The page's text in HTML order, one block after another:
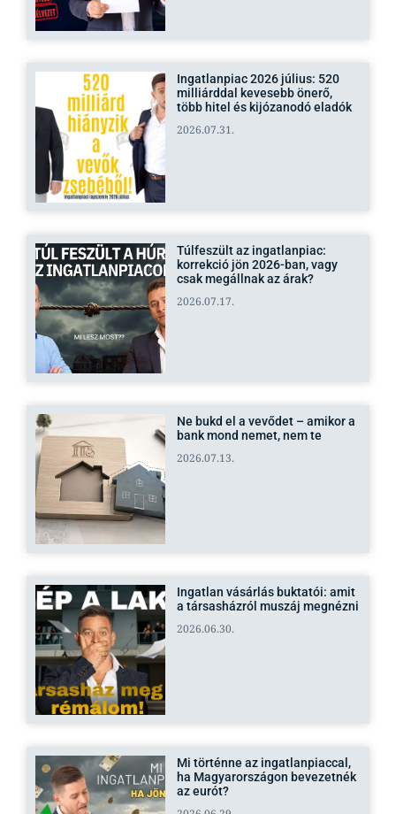
Ingatlanpiac 2026 július: 520
milliárddal kevesebb önerő,
több hitel és kijózanodó eladók
2026.07.31.
Túlfeszült az ingatlanpiac:
korrekció jön 2026-ban, vagy
csak megállnak az árak?
2026.07.17.
Ne bukd el a vevődet – amikor a
bank mond nemet, nem te
2026.07.13.
Ingatlan vásárlás buktatói: amit
a társasházról muszáj megnézni
2026.06.30.
Mi történne az ingatlanpiaccal,
ha Magyarországon bevezetnék
az eurót?